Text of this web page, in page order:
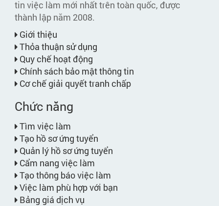
tin việc làm mới nhất trên toàn quốc, được
thành lập năm 2008.
Giới thiệu
Thỏa thuận sử dụng
Quy chế hoạt động
Chính sách bảo mật thông tin
Cơ chế giải quyết tranh chấp
Chức năng
Tìm việc làm
Tạo hồ sơ ứng tuyển
Quản lý hồ sơ ứng tuyển
Cẩm nang việc làm
Tạo thông báo việc làm
Việc làm phù hợp với bạn
Bảng giá dịch vụ